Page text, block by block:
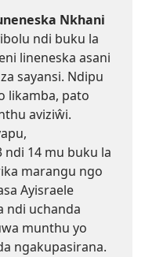
Nkhani
ndi buku la
lineneska asani
sayansi. Ndipu
likamba, pato
aviziŵi.
ndi 14 mu buku la
marangu ngo
Ayisraele
ndi uchanda
munthu yo
ngakupasirana.